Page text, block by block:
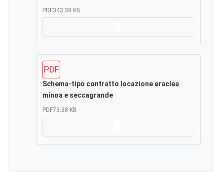
PDF343.38 KB
PDF
Schema-tipo contratto locazione eraclea
minoa e seccagrande
PDF73.38 KB